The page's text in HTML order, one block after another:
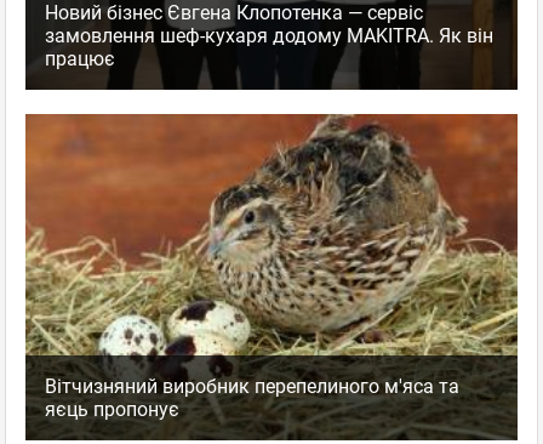
Новий бізнес Євгена Клопотенка — сервіс
замовлення шеф-кухаря додому MAKITRA. Як він
працює
Вітчизняний виробник перепелиного м'яса та
яєць пропонує